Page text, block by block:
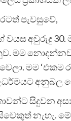
පැවසුවේ,
වයස අවුරුදු
මම
වෙලා. මම ‘එකම
අනුබල
සිදුවන
නැහැ.